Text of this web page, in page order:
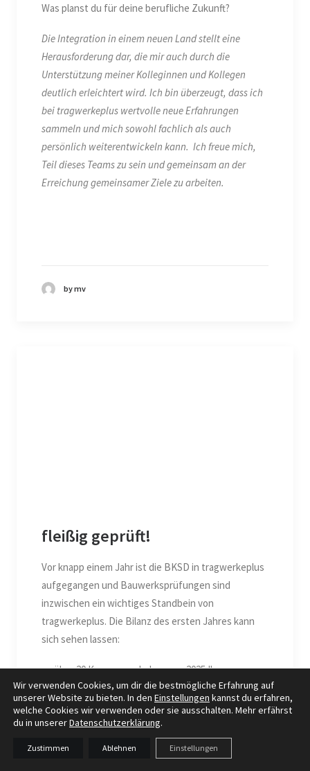
Was planst du für deine berufliche Zukunft?
Die Integration in einem neuen Land stellt eine
Herausforderung dar, die mir auch durch die
Unterstützung meiner Kolleginnen und Kollegen
deutlich erleichtert wird. Ich bin überzeugt, dass ich
bei tragwerkeplus wertvolle neue Erfahrungen
sammeln und mich sowohl fachlich als auch
persönlich weiterentwickeln kann. Ich freue mich,
Teil dieses Teams zu sein und gemeinsam an der
Erreichung gemeinsamer Ziele zu arbeiten.
by mv
fleißig geprüft!
Vor knapp einem Jahr ist die BKSD in tragwerkeplus
aufgegangen und Bauwerksprüfungen sind
inzwischen ein wichtiges Standbein von
tragwerkeplus. Die Bilanz des ersten Jahres kann
sich sehen lassen:
über 20 Kommunen haben uns 2025 Ihrer
Bauwerke (teilweise) anvertraut
wir haben mehr als 300 Bauwerke geprüft
die Brückenfläche der geprüften Bauwerke ist
Wir verwenden Cookies, um dir die bestmögliche Erfahrung auf
unserer Website zu bieten. In den Einstellungen kannst du erfahren,
welche Cookies wir verwenden oder sie ausschalten. Mehr erfährst
du in unsererDatenschutzerklärung.
Zustimmen Ablehnen Einstellungen